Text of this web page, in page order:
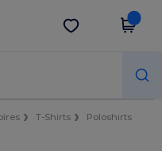
App holen
T-Shirts
Poloshirts